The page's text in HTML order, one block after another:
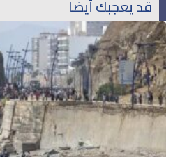
قد يعجبك أيضاً